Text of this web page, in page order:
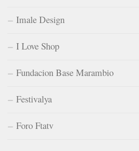
Imale Design
I Love Shop
Fundacion Base Marambio
Festivalya
Foro Ftatv